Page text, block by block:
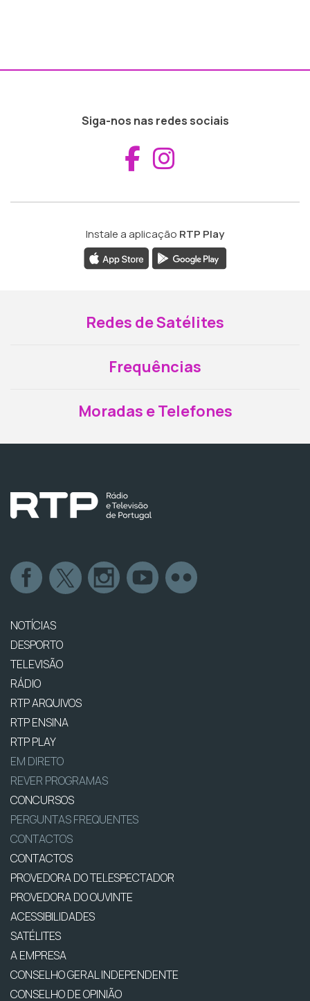
Siga-nos nas redes sociais
Aceder ao
Instale a aplicação RTP Play
Redes de Satélites
Frequências
Moradas e Telefones
NOTÍCIAS
DESPORTO
TELEVISÃO
RÁDIO
RTP ARQUIVOS
RTP ENSINA
RTP PLAY
EM DIRETO
REVER PROGRAMAS
CONCURSOS
PERGUNTAS FREQUENTES
CONTACTOS
CONTACTOS
PROVEDORA DO TELESPECTADOR
PROVEDORA DO OUVINTE
ACESSIBILIDADES
SATÉLITES
A EMPRESA
CONSELHO GERAL INDEPENDENTE
CONSELHO DE OPINIÃO